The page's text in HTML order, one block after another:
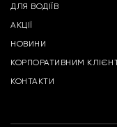
ДЛЯ ВОДІЇВ
АКЦІЇ
НОВИНИ
КОРПОРАТИВНИМ
КОНТАКТИ